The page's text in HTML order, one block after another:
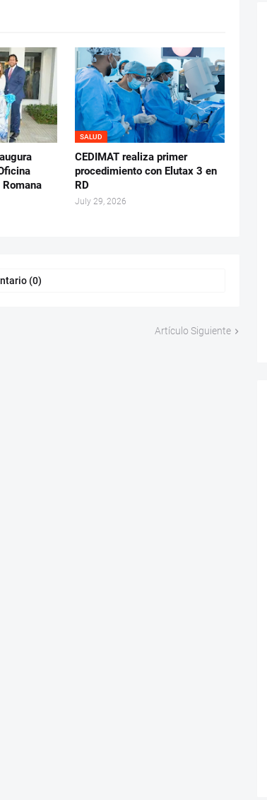
Romana
SALUD
CEDIMAT realiza primer
procedimiento con Elutax 3 en
RD
July 29, 2026
(0)
Artículo Siguiente